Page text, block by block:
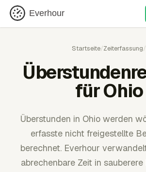
Everhour
Startseite/Zeiterfassung/
für Ohio
Überstunden in Ohio werden
erfasste nicht freigestellte
berechnet. Everhour
abrechenbare Zeit in sauberere